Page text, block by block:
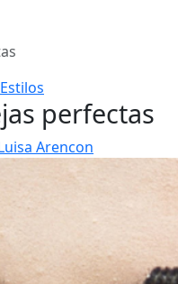
perfectas
Arencon